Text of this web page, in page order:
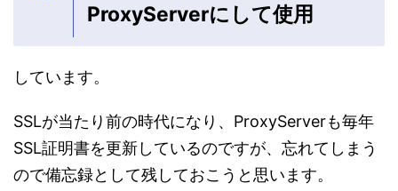
ProxyServerにして使用
しています。
SSLが当たり前の時代になり、ProxyServerも毎年
SSL証明書を更新しているのですが、忘れてしまう
ので備忘録として残しておこうと思います。